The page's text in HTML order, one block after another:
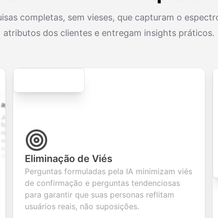
completas, sem vieses, que capturam o
atributos dos clientes e entregam insights práticos.
upload,
contact form
with name,
email, phone,
and message
fields. Perfect
for gathering
customer
inquiries and
feedback.
and open-ended
questions to
collect valuable
feedback about
your products or
services.
fields for
account
creation.
Secure
Eliminação de Viés
Perguntas formuladas pela IA minimizam viés
de confirmação e perguntas tendenciosas
para garantir que suas personas reflitam
usuários reais, não suposições.